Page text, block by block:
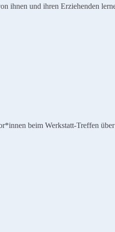
ihnen und ihren Erziehenden
beim Werkstatt-Treffen